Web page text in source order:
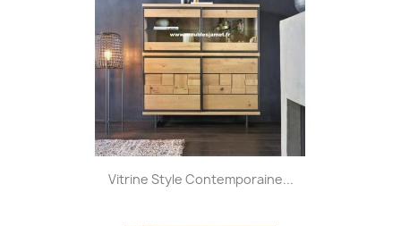
Vitrine Style Contemporaine...